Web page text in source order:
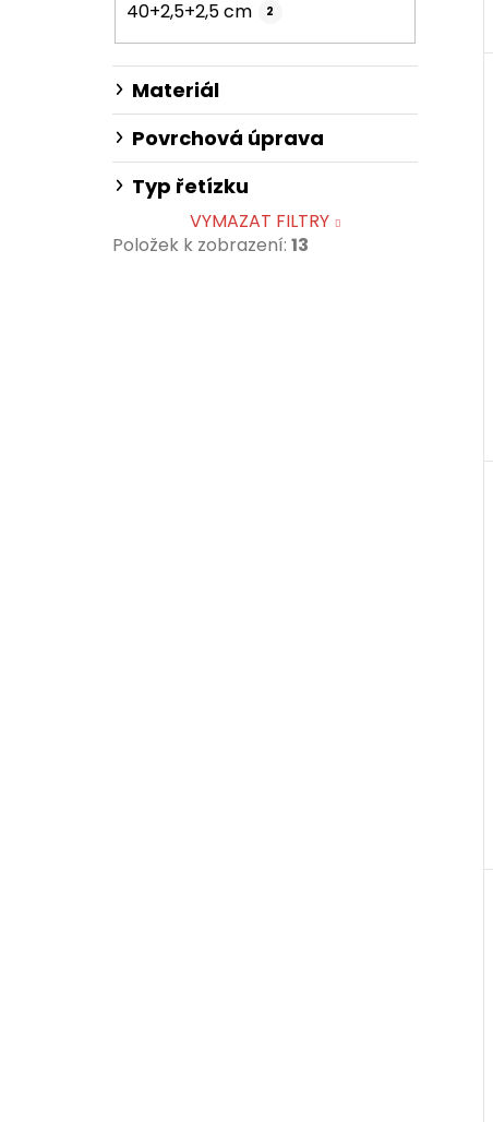
40+2,5+2,5 cm 2
Materiál
Povrchová úprava
Typ řetízku
VYMAZAT FILTRY
Položek k zobrazení: 13